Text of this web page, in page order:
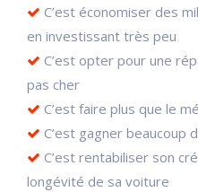
C’est économiser des
en investissant très peu
C’est opter pour une
pas cher
C’est faire plus que le
C’est gagner beaucoup
C’est rentabiliser son
longévité de sa voiture